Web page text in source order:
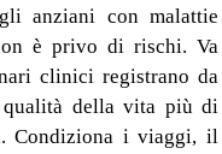
anziani con malattie
è privo di rischi. Va
clinici registrano da
qualità della vita più di
Condiziona i viaggi, il